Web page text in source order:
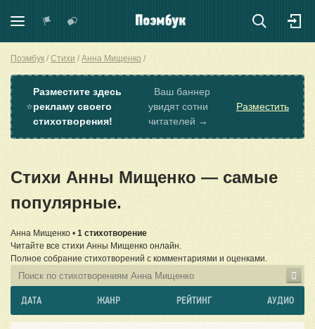
Поэмбук Стихи Анна Мищенко
⭐
Разместите здесь
рекламу своего
стихотворения!
Ваш баннер
увидят сотни
читателей →
Разместить
Стихи Анны Мищенко — самые
популярные.
Анна Мищенко • 1 стихотворение
Читайте все стихи Анны Мищенко онлайн.
Полное собрание стихотворений с комментариями и оценками.
ДАТА ЖАНР РЕЙТИНГ АУДИО